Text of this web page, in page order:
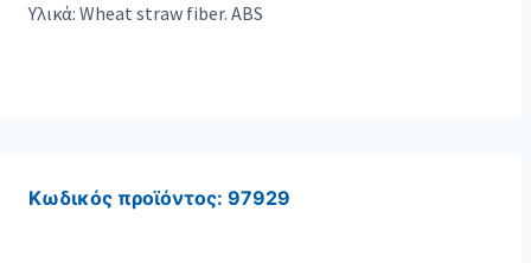
Υλικά: Wheat straw fiber. ABS
Κωδικός προϊόντος: 97929